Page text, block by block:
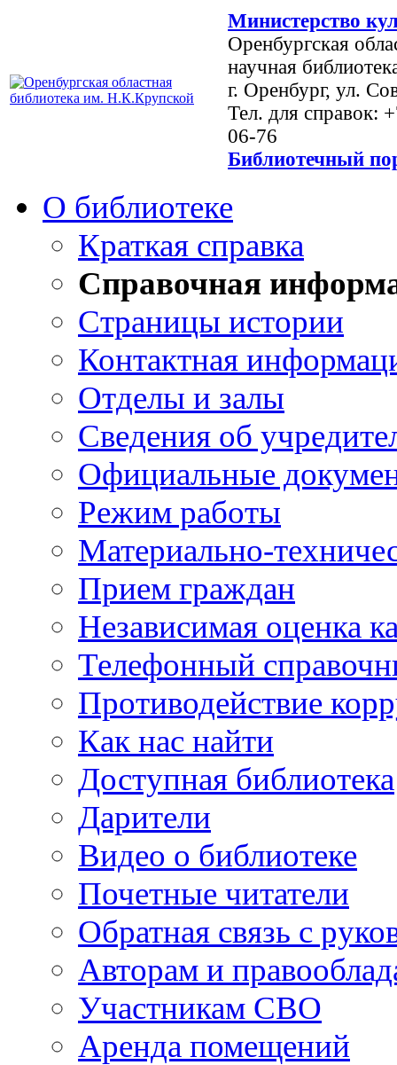
Министерство
Оренбургская
научная
г. Оренбург, ул.
Тел. для справок:
06-76
Библиотечный
О библиотеке
Краткая справка
Справочная
Страницы истории
Контактная
Отделы и залы
Сведения об
Официальные
Режим работы
Материально-
Прием граждан
Независимая оценка
Телефонный
Противодействие
Как нас найти
Доступная библиотека
Дарители
Видео о библиотеке
Почетные читатели
Обратная связь с
Авторам и
Участникам СВО
Аренда помещений